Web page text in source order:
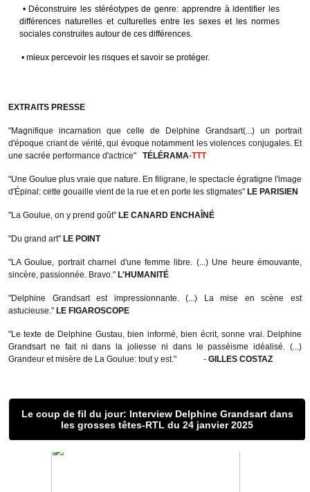
• Déconstruire les stéréotypes de genre: apprendre à identifier les
différences naturelles et culturelles entre les sexes et les normes
sociales construites autour de ces différences.
• mieux percevoir les risques et savoir se protéger.
EXTRAITS PRESSE
"Magnifique incarnation que celle de Delphine Grandsart(...) un portrait
d'époque criant de vérité, qui évoque notamment les violences conjugales. Et
une sacrée performance d'actrice"
TÉLÉRAMA-TTT
"Une Goulue plus vraie que nature. En filigrane, le spectacle égratigne l'image
d'Épinal: cette gouaille vient de la rue et en porte les stigmates" LE PARISIEN
"La Goulue, on y prend goût" LE CANARD ENCHAÎNÉ
"Du grand art" LE POINT
"LA Goulue, portrait charnel d'une femme libre. (...) Une heure émouvante,
sincère, passionnée. Bravo." L'HUMANITÉ
"Delphine Grandsart est impressionnante. (...) La mise en scène est
astucieuse." LE FIGAROSCOPE
"Le texte de Delphine Gustau, bien informé, bien écrit, sonne vrai. Delphine
Grandsart ne fait ni dans la joliesse ni dans le passéisme idéalisé. (...)
Grandeur et misère de La Goulue: tout y est."
- GILLES COSTAZ
Le coup de fil du jour: Interview Delphine Grandsart dans
les grosses têtes-RTL du 24 janvier 2025